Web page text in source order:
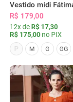
Vestido midi
R$ 179,00
12x de R$ 17,30
R$ 175,00 no PIX
P
M G GG